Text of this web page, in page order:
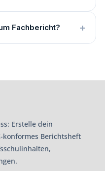
Fachbericht?
Erstelle dein
konformes Berichtsheft